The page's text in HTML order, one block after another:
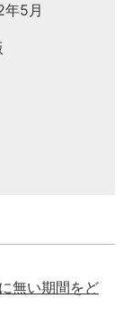
5月
無い期間をど